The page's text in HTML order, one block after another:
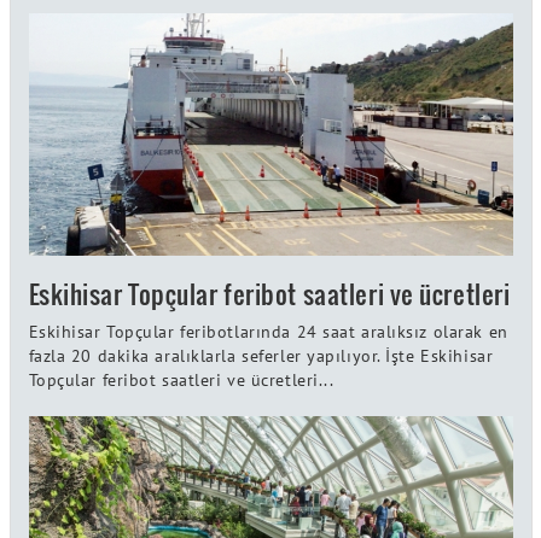
Eskihisar Topçular feribot saatleri ve ücretleri
Eskihisar Topçular feribotlarında 24 saat aralıksız olarak en
fazla 20 dakika aralıklarla seferler yapılıyor. İşte Eskihisar
Topçular feribot saatleri ve ücretleri...